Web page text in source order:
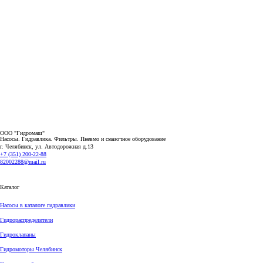
ООО "Гидромаш"
Насосы. Гидравлика. Фильтры. Пневмо и смазочное оборудование
г. Челябинск, ул. Автодорожная д.13
+7 (351) 200-22-88
82002288@mail.ru
Каталог
Насосы в каталоге гидравлики
Гидрораспределители
Гидроклапаны
Гидромоторы Челябинск